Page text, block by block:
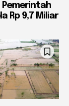
Pemerintah
Rp 9,7 Miliar